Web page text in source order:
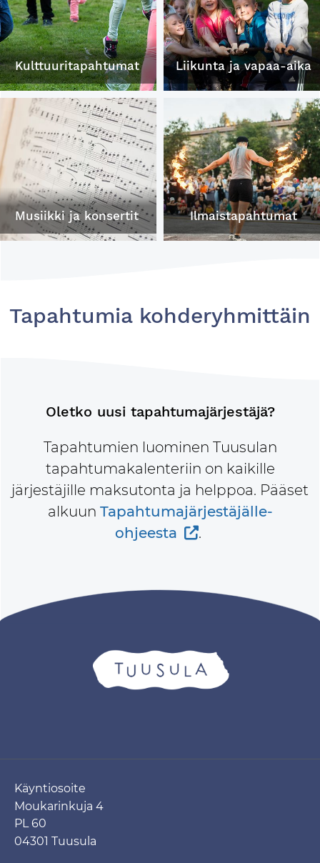
Kulttuuritapahtumat Liikunta ja vapaa-aika
Musiikki ja konsertit Ilmaistapahtumat
Tapahtumia kohderyhmittäin
Oletko uusi tapahtumajärjestäjä?
Tapahtumien luominen Tuusulan
tapahtumakalenteriin on kaikille
järjestäjille maksutonta ja helppoa. Pääset
alkuun Tapahtumajärjestäjälle-
ohjeesta
.
Käyntiosoite
Moukarinkuja 4
PL 60
04301 Tuusula